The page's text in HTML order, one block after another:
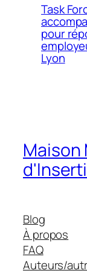
Task
pour
Lyon
Blog
À propos
FAQ
Auteurs/